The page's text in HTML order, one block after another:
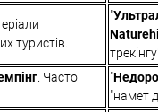
туристів.
"
. Часто
"
"намет